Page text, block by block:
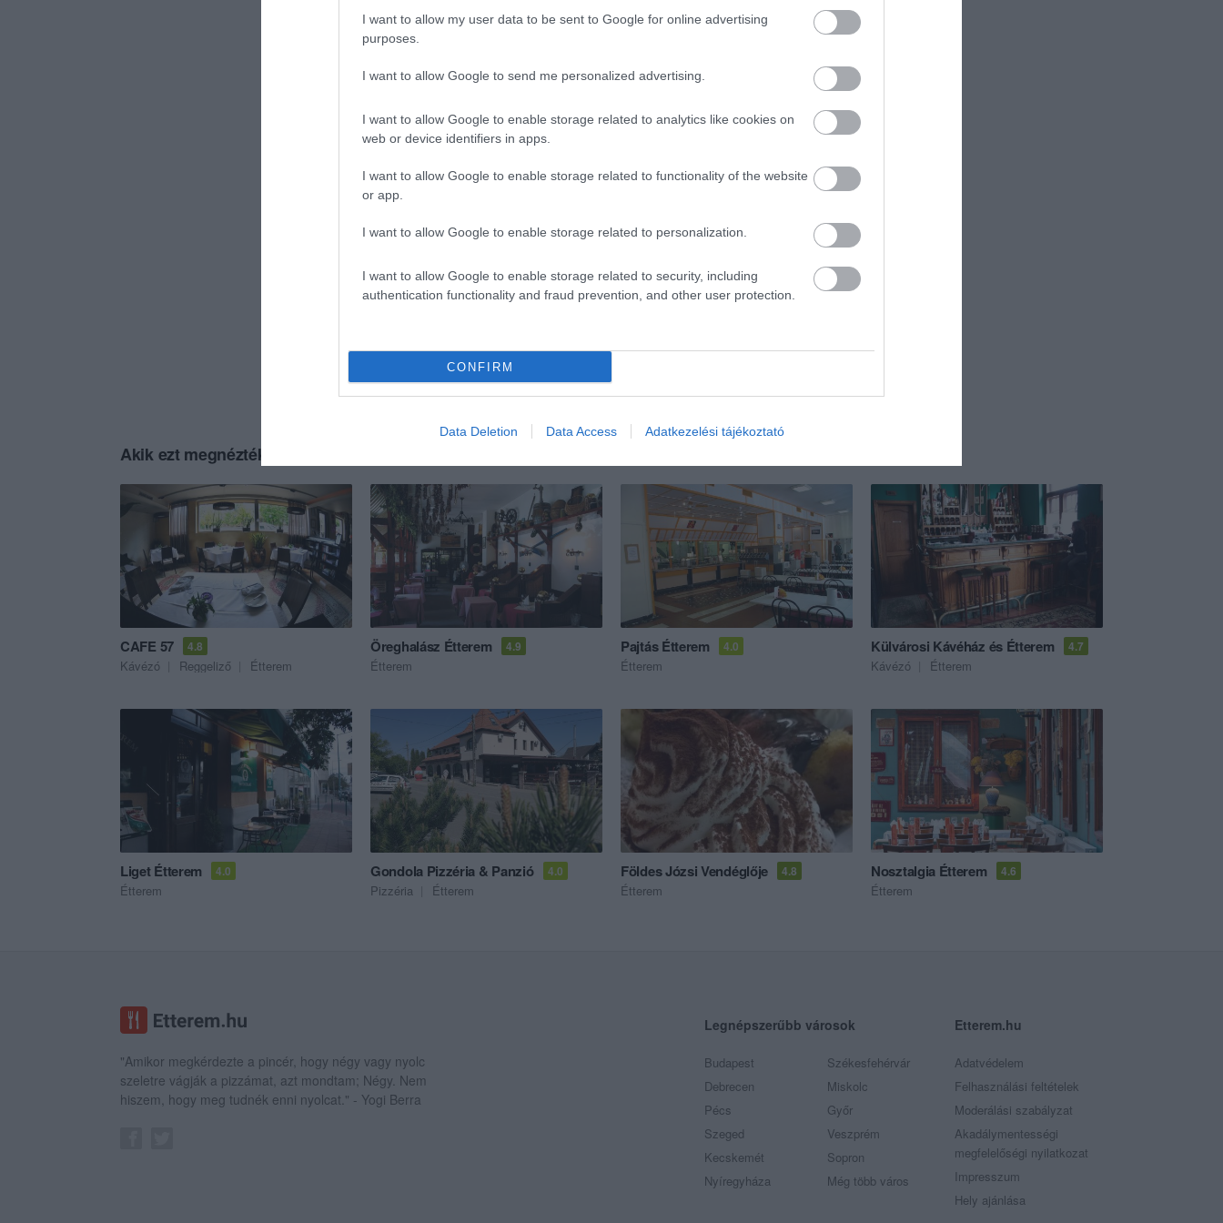
I want to allow my user data to be sent to Google for online advertising
purposes.
I want to allow Google to send me personalized advertising.
I want to allow Google to enable storage related to analytics like cookies on
web or device identifiers in apps.
I want to allow Google to enable storage related to functionality of the website
or app.
I want to allow Google to enable storage related to personalization.
I want to allow Google to enable storage related to security, including
authentication functionality and fraud prevention, and other user protection.
CONFIRM
Data Deletion Data Access Adatkezelési tájékoztató
Akik ezt megnézték, ezeket is megnézték...
CAFE 57 4.8
Kávézó Reggeliző Étterem
Öreghalász Étterem 4.9
Étterem
Pajtás Étterem 4.0
Étterem
Külvárosi Kávéház és Étterem 4.7
Kávézó Étterem
Liget Étterem 4.0
Étterem
Gondola Pizzéria & Panzió 4.0
Pizzéria Étterem
Földes Józsi Vendéglője 4.8
Étterem
Nosztalgia Étterem 4.6
Étterem
"Amikor megkérdezte a pincér, hogy négy vagy nyolc
szeletre vágják a pizzámat, azt mondtam; Négy. Nem
hiszem, hogy meg tudnék enni nyolcat." - Yogi Berra
Legnépszerűbb városok
Budapest
Debrecen
Pécs
Szeged
Kecskemét
Nyíregyháza
Székesfehérvár
Miskolc
Győr
Veszprém
Sopron
Még több város
Etterem.hu
Adatvédelem
Felhasználási feltételek
Moderálási szabályzat
Akadálymentességi
megfelelőségi nyilatkozat
Impresszum
Hely ajánlása